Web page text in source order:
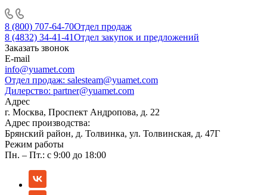
8 (800) 707-64-70Отдел продаж
8 (4832) 34-41-41Отдел закупок и предложений
Заказать звонок
E-mail
info@yuamet.com
Отдел продаж: salesteam@yuamet.com
Дилерство: partner@yuamet.com
Адрес
г. Москва, Проспект Андропова, д. 22
Адрес производства:
Брянский район, д. Толвинка, ул. Толвинская, д. 47Г
Режим работы
Пн. – Пт.: с 9:00 до 18:00